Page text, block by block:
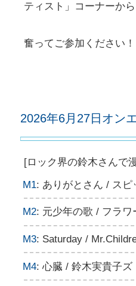
ティスト」コーナーから
奮ってご参加ください！
2026年6月27日オン
[ロック界の鈴木さんで
M1: ありがとさん / スピ
M2: 元少年の歌 / フラワ
M3: Saturday /
M4: 心臓 / 鈴木実貴子ズ